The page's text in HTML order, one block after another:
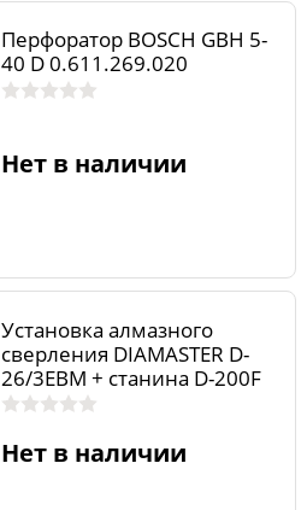
Перфоратор BOSCH GBH 5-
40 D 0.611.269.020
Нет в наличии
Установка алмазного
сверления DIAMASTER D-
26/3EBM + станина D-200F
PRO
Нет в наличии